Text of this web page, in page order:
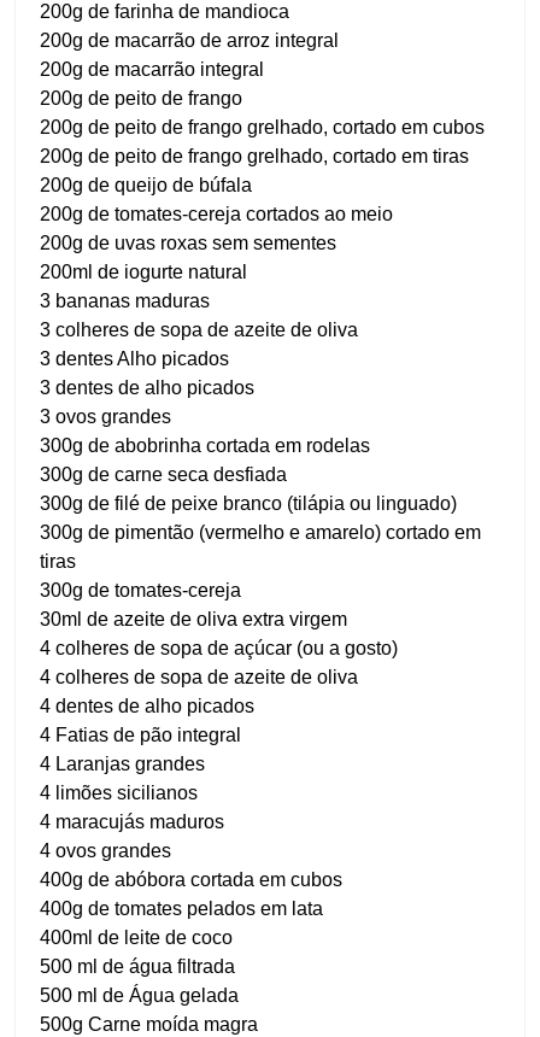
200g de farinha de mandioca
200g de macarrão de arroz integral
200g de macarrão integral
200g de peito de frango
200g de peito de frango grelhado, cortado em cubos
200g de peito de frango grelhado, cortado em tiras
200g de queijo de búfala
200g de tomates-cereja cortados ao meio
200g de uvas roxas sem sementes
200ml de iogurte natural
3 bananas maduras
3 colheres de sopa de azeite de oliva
3 dentes Alho picados
3 dentes de alho picados
3 ovos grandes
300g de abobrinha cortada em rodelas
300g de carne seca desfiada
300g de filé de peixe branco (tilápia ou linguado)
300g de pimentão (vermelho e amarelo) cortado em
tiras
300g de tomates-cereja
30ml de azeite de oliva extra virgem
4 colheres de sopa de açúcar (ou a gosto)
4 colheres de sopa de azeite de oliva
4 dentes de alho picados
4 Fatias de pão integral
4 Laranjas grandes
4 limões sicilianos
4 maracujás maduros
4 ovos grandes
400g de abóbora cortada em cubos
400g de tomates pelados em lata
400ml de leite de coco
500 ml de água filtrada
500 ml de Água gelada
500g Carne moída magra